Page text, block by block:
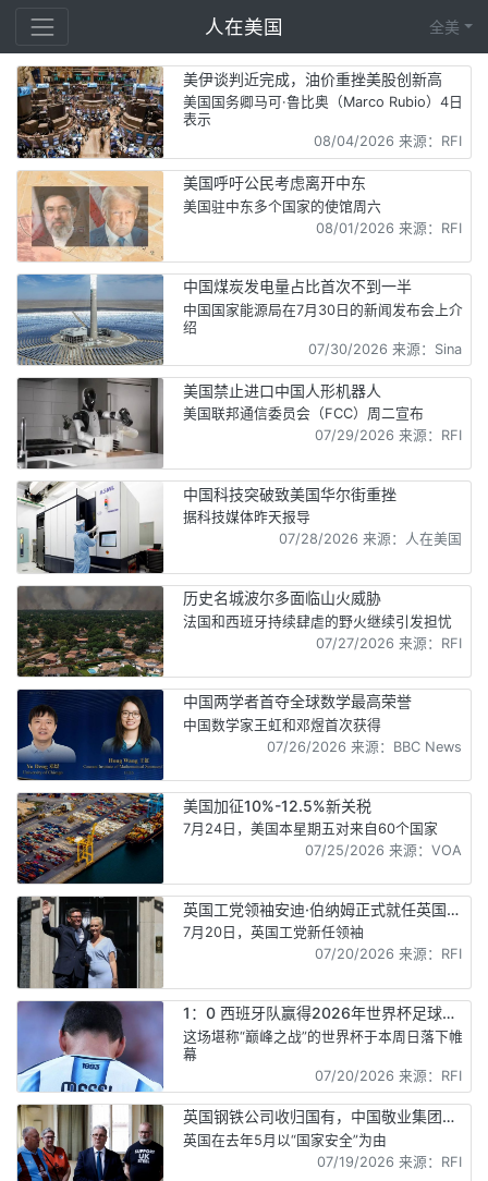
人在美国 全美
美伊谈判近完成，油价重挫美股创新高
美国国务卿马可·鲁比奥（Marco Rubio）4日
表示
08/04/2026 来源：RFI
美国呼吁公民考虑离开中东
美国驻中东多个国家的使馆周六
08/01/2026 来源：RFI
中国煤炭发电量占比首次不到一半
中国国家能源局在7月30日的新闻发布会上介
绍
07/30/2026 来源：Sina
美国禁止进口中国人形机器人
美国联邦通信委员会（FCC）周二宣布
07/29/2026 来源：RFI
中国科技突破致美国华尔街重挫
据科技媒体昨天报导
07/28/2026 来源：人在美国
历史名城波尔多面临山火威胁
法国和西班牙持续肆虐的野火继续引发担忧
07/27/2026 来源：RFI
中国两学者首夺全球数学最高荣誉
中国数学家王虹和邓煜首次获得
07/26/2026 来源：BBC News
美国加征10%-12.5%新关税
7月24日，美国本星期五对来自60个国家
07/25/2026 来源：VOA
英国工党领袖安迪·伯纳姆正式就任英国新
首相
7月20日，英国工党新任领袖
07/20/2026 来源：RFI
1：0 西班牙队赢得2026年世界杯足球冠
军
这场堪称“巅峰之战”的世界杯于本周日落下帷
幕
07/20/2026 来源：RFI
英国钢铁公司收归国有，中国敬业集团要
求赔偿
英国在去年5月以“国家安全”为由
07/19/2026 来源：RFI